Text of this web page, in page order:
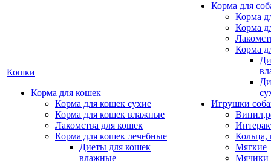
Кошки
Корма для кошек
Корма для кошек сухие
Корма для кошек влажные
Лакомства для кошек
Корма для кошек лечебные
Диеты для кошек
влажные
Корма для
Корма
Корма
Корма
Игрушки
Кольца,
Мягкие
Мячики